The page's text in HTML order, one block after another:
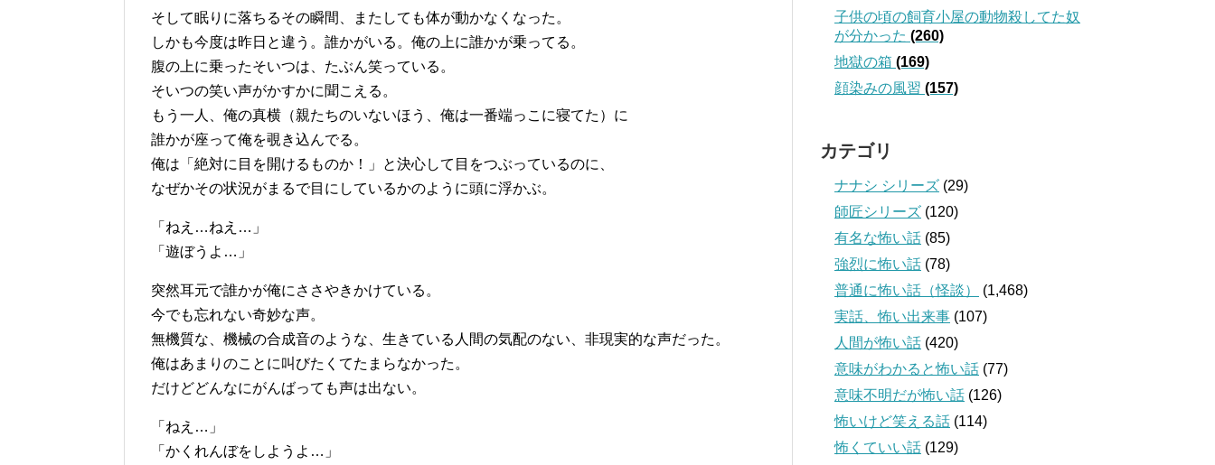
そして眠りに落ちるその瞬間、またしても体が動かなくなった。
しかも今度は昨日と違う。誰かがいる。俺の上に誰かが乗ってる。
腹の上に乗ったそいつは、たぶん笑っている。
そいつの笑い声がかすかに聞こえる。
もう一人、俺の真横（親たちのいないほう、俺は一番端っこに寝てた）に
誰かが座って俺を覗き込んでる。
俺は「絶対に目を開けるものか！」と決心して目をつぶっているのに、
なぜかその状況がまるで目にしているかのように頭に浮かぶ。
「ねえ…ねえ…」
「遊ぼうよ…」
突然耳元で誰かが俺にささやきかけている。
今でも忘れない奇妙な声。
無機質な、機械の合成音のような、生きている人間の気配のない、非現実的な声だった。
俺はあまりのことに叫びたくてたまらなかった。
だけどどんなにがんばっても声は出ない。
「ねえ…」
「かくれんぼをしようよ…」
子供の頃の飼育小屋の動物殺してた奴
が分かった (260)
地獄の箱 (169)
顔染みの風習 (157)
カテゴリ
ナナシ シリーズ (29)
師匠シリーズ (120)
有名な怖い話 (85)
強烈に怖い話 (78)
普通に怖い話（怪談）
(1,468)
実話、怖い出来事 (107)
人間が怖い話 (420)
意味がわかると怖い話 (77)
意味不明だが怖い話 (126)
怖いけど笑える話 (114)
怖くていい話 (129)